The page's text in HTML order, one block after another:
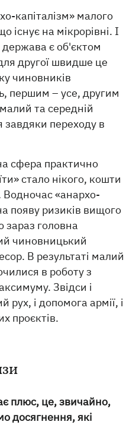
капіталізм» малого
існує на мікрорівні. І
є об'єктом
другої швидше це
чиновників
першим – усе, другим
та середній
завдяки переходу в
сфера практично
стало нікого, кошти
«анархо-
появу ризиків вищого
головна
чиновницький
В результаті малий
в роботу з
Звідси і
і допомога армії, і
проєктів.
плюс, це, звичайно,
досягнення, які